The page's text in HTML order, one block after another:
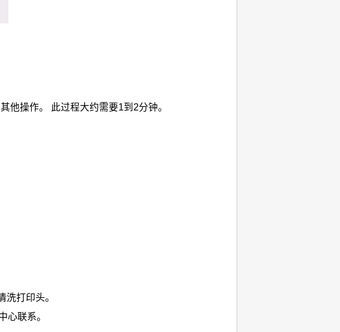
他操作。
此过程大约需要1到2分钟。
洗打印头。
心联系。